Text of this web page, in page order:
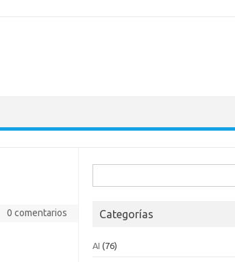
0 comentarios Categorías
AI (76)